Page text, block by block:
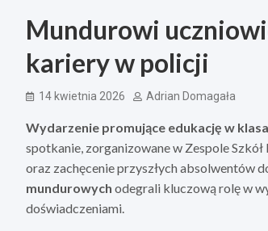
Mundurowi
kariery w policji
14 kwietnia 2026 Adrian Domagała
Wydarzenie promujące edukację w
spotkanie, zorganizowane w Zespole
oraz zachęcenie przyszłych absolwentów
mundurowych odegrali kluczową rolę w
doświadczeniami.